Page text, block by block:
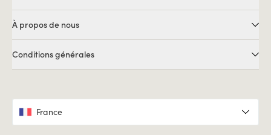
À propos de nous
Conditions générales
France